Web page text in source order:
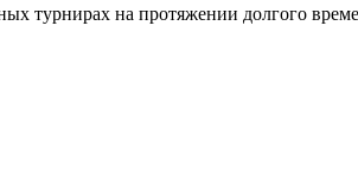
турнирах на протяжении долгого